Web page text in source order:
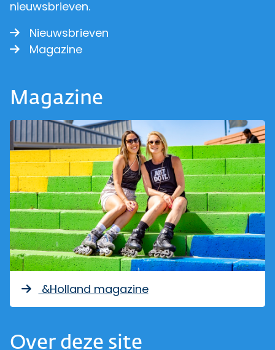
nieuwsbrieven.
Nieuwsbrieven
Magazine
Magazine
&Holland magazine
Over deze site